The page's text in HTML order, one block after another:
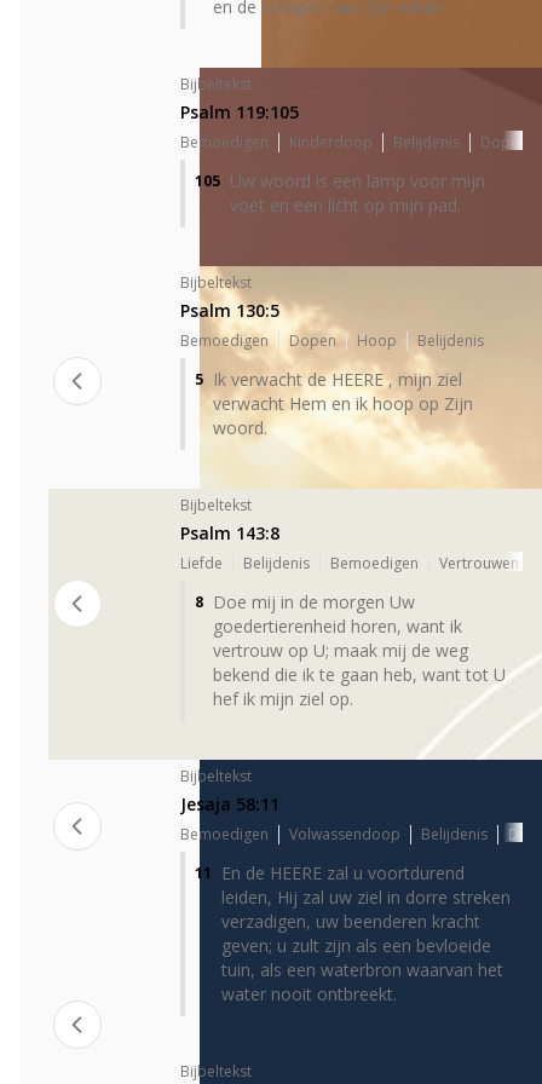
en de schapen van Zijn weide.
Bijbeltekst
Psalm 119:105
Bemoedigen Kinderdoop Belijdenis
Dopen
105 Uw woord is een lamp voor mijn
voet en een licht op mijn pad.
Bijbeltekst
Psalm 130:5
Bemoedigen Dopen Hoop
Belijdenis
5 Ik verwacht de HEERE , mijn ziel
verwacht Hem en ik hoop op Zijn
woord.
Bijbeltekst
Psalm 143:8
Liefde Belijdenis Bemoedigen Vertrouwen
8 Doe mij in de morgen Uw
goedertierenheid horen, want ik
vertrouw op U; maak mij de weg
bekend die ik te gaan heb, want tot U
hef ik mijn ziel op.
Bijbeltekst
Jesaja 58:11
Bemoedigen Volwassendoop Belijdenis
11
En de HEERE zal u voortdurend
leiden, Hij zal uw ziel in dorre streken
verzadigen, uw beenderen kracht
geven; u zult zijn als een bevloeide
tuin, als een waterbron waarvan het
water nooit ontbreekt.
Bijbeltekst